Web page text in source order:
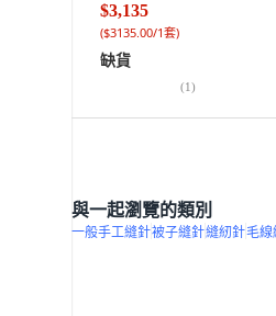
$3,135
($3135.00/1套)
缺貨
(1)
與一起瀏覽的類別
一般手工縫針被子縫針縫紉針毛線